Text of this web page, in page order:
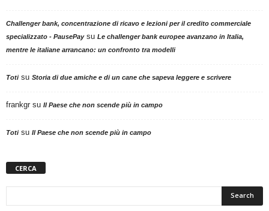
Challenger bank, concentrazione di ricavo e lezioni per il credito commerciale
specializzato - PausePaysu Le challenger bank europee avanzano in Italia,
mentre le italiane arrancano: un confronto tra modelli
Totisu Storia di due amiche e di un cane che sapeva leggere e scrivere
frankgr su Il Paese che non scende più in campo
Totisu Il Paese che non scende più in campo
CERCA